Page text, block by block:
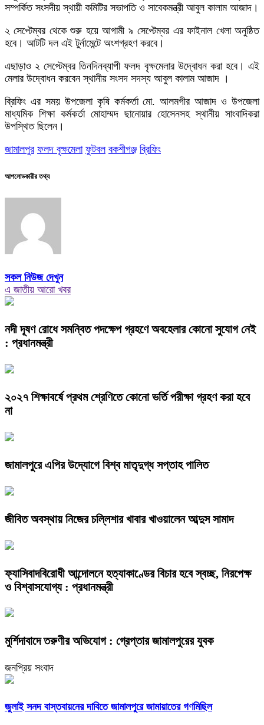
সম্পর্কিত সংসদীয় স্থায়ী কমিটির সভাপতি ও সাবেকমন্ত্রী আবুল কালাম আজাদ।
২ সেপ্টেম্বর থেকে শুরু হয়ে আগামী ৯ সেপ্টেম্বর এর ফাইনাল খেলা অনুষ্ঠিত
হবে। আটটি দল এই টুর্নামেন্টে অংশগ্রহণ করবে।
এছাড়াও ২ সেপ্টেম্বর তিনদিনব্যাপী ফলদ বৃক্ষমেলার উদ্বোধন করা হবে। এই
মেলার উদ্বোধন করবেন স্থানীয় সংসদ সদস্য আবুল কালাম আজাদ ।
ব্রিফিং এর সময় উপজেলা কৃষি কর্মকর্তা মো. আলমগীর আজাদ ও উপজেলা
মাধ্যমিক শিক্ষা কর্মকর্তা মোহাম্মদ ছানোয়ার হোসেনসহ স্থানীয় সাংবাদিকরা
উপস্থিত ছিলেন।
জামালপুর ফলদ বৃক্ষমেলা ফুটবল বকশীগঞ্জ ব্রিফিং
আপলোডকারীর তথ্য
সকল নিউজ দেখুন
এ জাতীয় আরো খবর
নদী দূষণ রোধে সমন্বিত পদক্ষেপ গ্রহণে অবহেলার কোনো সুযোগ নেই
: প্রধানমন্ত্রী
২০২৭ শিক্ষাবর্ষে প্রথম শ্রেণিতে কোনো ভর্তি পরীক্ষা গ্রহণ করা হবে
না
জামালপুরে এপির উদ্যোগে বিশ্ব মাতৃদুগ্ধ সপ্তাহ পালিত
জীবিত অবস্থায় নিজের চল্লিশার খাবার খাওয়ালেন আব্দুস সামাদ
ফ্যাসিবাদবিরোধী আন্দোলনে হত্যাকাণ্ডের বিচার হবে স্বচ্ছ, নিরপেক্ষ
ও বিশ্বাসযোগ্য : প্রধানমন্ত্রী
মুর্শিদাবাদে তরুণীর অভিযোগ : গ্রেপ্তার জামালপুরের যুবক
জনপ্রিয় সংবাদ
জুলাই সনদ বাস্তবায়নের দাবিতে জামালপুরে জামায়াতের গণমিছিল